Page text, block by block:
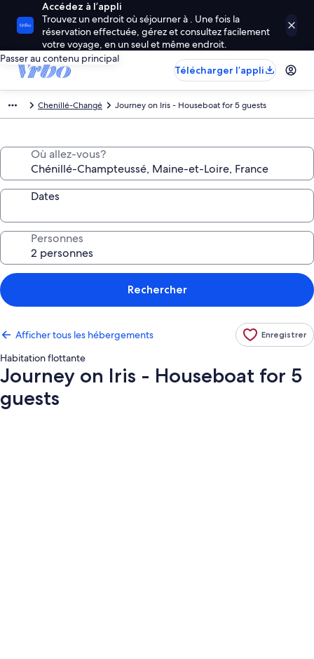
Accédez à l’appli
Trouvez un endroit où séjourner à . Une fois la
réservation effectuée, gérez et consultez facilement
votre voyage, en un seul et même endroit.
Passer au contenu principal
Télécharger l’appli
Chenillé-Changé Journey on Iris - Houseboat for 5 guests
Où allez-vous?
Dates
Personnes
Rechercher
Afficher tous les hébergements Enregistrer
Habitation flottante
Journey on Iris - Houseboat for 5
guests